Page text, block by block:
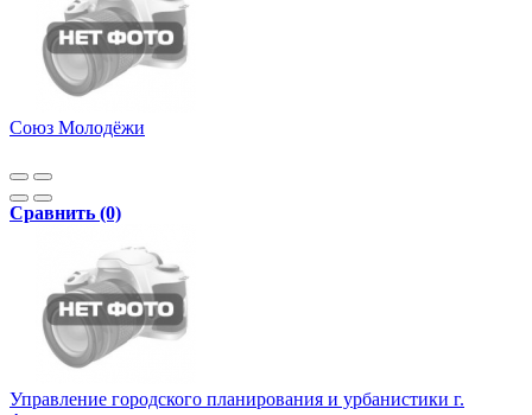
Союз Молодёжи
Сравнить (0)
Управление городского планирования и урбанистики г.